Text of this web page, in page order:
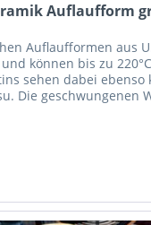
Auflaufform
Auflaufformen aus
können bis zu
sehen dabei ebenso
Die geschwungenen